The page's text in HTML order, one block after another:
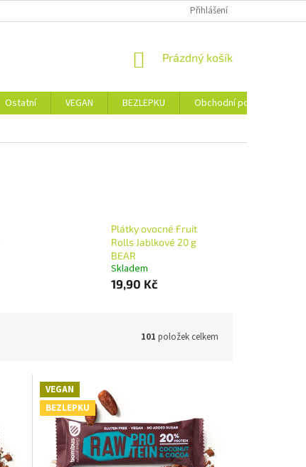
Přihlášení
NÁKUPNÍ
Prázdný košík
Ostatní VEGAN BEZLEPKU
Obchodní podmínky
Plátky ovocné Fruit
Rolls Jablkové 20 g
BEAR
Skladem
19,90 Kč
101 položek celkem
VEGAN
BEZLEPKU